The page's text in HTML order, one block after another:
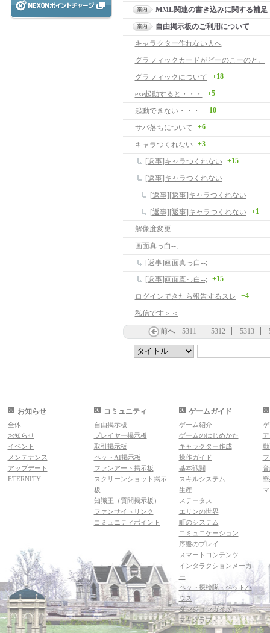
MML関連の書き込みに関する補足
自由掲示板のご利用について
キャラクター作れない人へ
グラフィックカードがどーのこーのと。
グラフィックについて +18
exe起動すると・・・ +5
起動できない・・・ +10
サバ落ちについて +6
キャラつくれない +3
[返事]キャラつくれない +15
[返事]キャラつくれない
[返事][返事]キャラつくれない
[返事][返事]キャラつくれない
+1
解像度変更
画面真っ白--;
[返事]画面真っ白--;
[返事]画面真っ白--;
+15
ログインできたら報告するスレ +4
私信です＞＜
前へ 5311 5312 5313
お知らせ
全体
お知らせ
イベント
メンテナンス
アップデート
ETERNITY
コミュニティ
自由掲示板
プレイヤー掲示板
取引掲示板
ペットAI掲示板
ファンアート掲示板
スクリーンショット掲示
板
知識王（質問掲示板）
ファンサイトリンク
コミュニティポイント
ゲームガイド
ゲーム紹介
ゲームのはじめかた
キャラクター作成
操作ガイド
基本戦闘
スキルシステム
生産
ステータス
エリンの世界
町のシステム
コミュニケーション
序盤のプレイ
スマートコンテンツ
インタラクションメーカ
ー
ペット探検隊・ペットハ
ウス
ダンジョンガイド
マギグラフィ